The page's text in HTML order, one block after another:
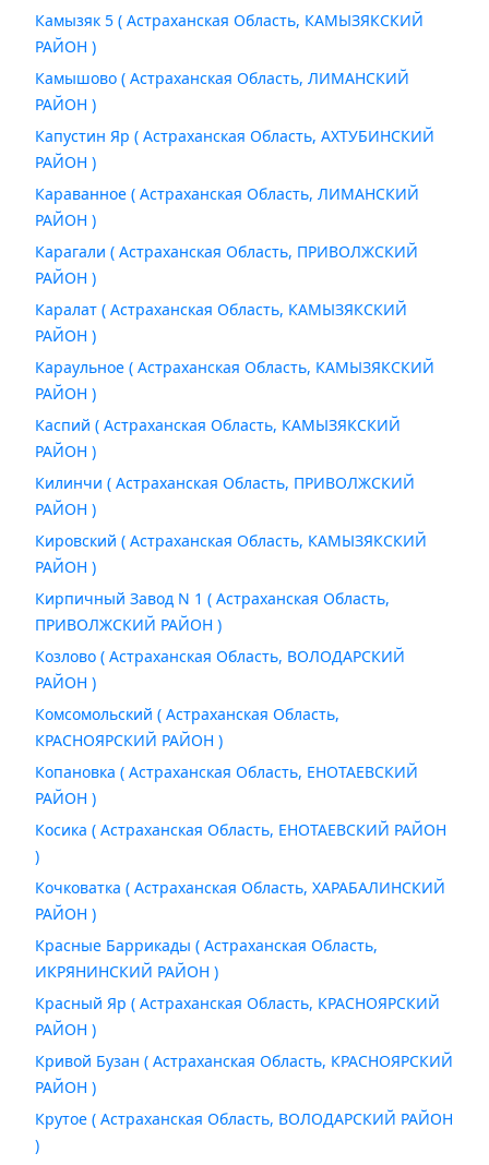
Камызяк 5 ( Астраханская Область, КАМЫЗЯКСКИЙ
РАЙОН )
Камышово ( Астраханская Область, ЛИМАНСКИЙ
РАЙОН )
Капустин Яр ( Астраханская Область, АХТУБИНСКИЙ
РАЙОН )
Караванное ( Астраханская Область, ЛИМАНСКИЙ
РАЙОН )
Карагали ( Астраханская Область, ПРИВОЛЖСКИЙ
РАЙОН )
Каралат ( Астраханская Область, КАМЫЗЯКСКИЙ
РАЙОН )
Караульное ( Астраханская Область, КАМЫЗЯКСКИЙ
РАЙОН )
Каспий ( Астраханская Область, КАМЫЗЯКСКИЙ
РАЙОН )
Килинчи ( Астраханская Область, ПРИВОЛЖСКИЙ
РАЙОН )
Кировский ( Астраханская Область, КАМЫЗЯКСКИЙ
РАЙОН )
Кирпичный Завод N 1 ( Астраханская Область,
ПРИВОЛЖСКИЙ РАЙОН )
Козлово ( Астраханская Область, ВОЛОДАРСКИЙ
РАЙОН )
Комсомольский ( Астраханская Область,
КРАСНОЯРСКИЙ РАЙОН )
Копановка ( Астраханская Область, ЕНОТАЕВСКИЙ
РАЙОН )
Косика ( Астраханская Область, ЕНОТАЕВСКИЙ РАЙОН
)
Кочковатка ( Астраханская Область, ХАРАБАЛИНСКИЙ
РАЙОН )
Красные Баррикады ( Астраханская Область,
ИКРЯНИНСКИЙ РАЙОН )
Красный Яр ( Астраханская Область, КРАСНОЯРСКИЙ
РАЙОН )
Кривой Бузан ( Астраханская Область, КРАСНОЯРСКИЙ
РАЙОН )
Крутое ( Астраханская Область, ВОЛОДАРСКИЙ РАЙОН
)